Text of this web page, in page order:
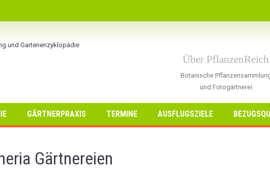
Über PflanzenReich
Botanische
und Fotogärtnerei
GÄRTNERPRAXIS TERMINE AUSFLUGSZIELE
Gärtnereien